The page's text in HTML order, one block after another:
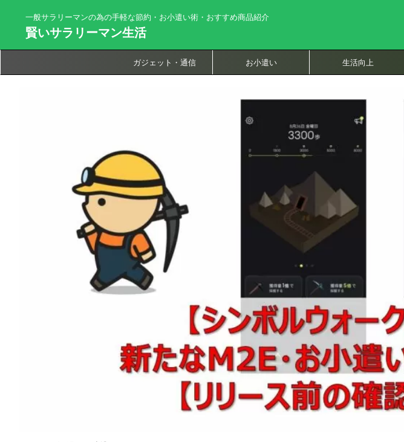
一般サラリーマンの為の手軽な節約・お小遣い術・おすすめ商品紹介
賢いサラリーマン生活
ガジェット・通信 お小遣い 生活向上